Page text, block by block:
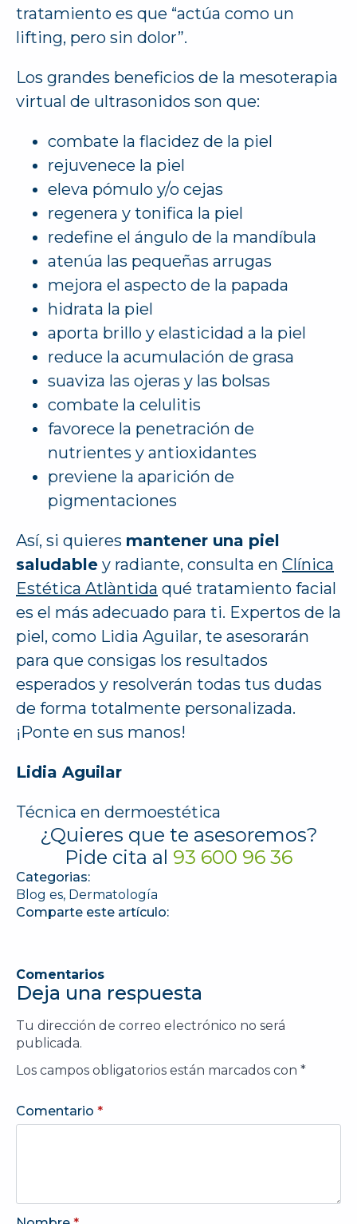
tratamiento es que “actúa como un
lifting, pero sin dolor”.
Los grandes beneficios de la mesoterapia
virtual de ultrasonidos son que:
combate la flacidez de la piel
rejuvenece la piel
eleva pómulo y/o cejas
regenera y tonifica la piel
redefine el ángulo de la mandíbula
atenúa las pequeñas arrugas
mejora el aspecto de la papada
hidrata la piel
aporta brillo y elasticidad a la piel
reduce la acumulación de grasa
suaviza las ojeras y las bolsas
combate la celulitis
favorece la penetración de
nutrientes y antioxidantes
previene la aparición de
pigmentaciones
Así, si quieres mantener una piel
saludable y radiante, consulta en Clínica
Estética Atlàntida qué tratamiento facial
es el más adecuado para ti. Expertos de la
piel, como Lidia Aguilar, te asesorarán
para que consigas los resultados
esperados y resolverán todas tus dudas
de forma totalmente personalizada.
¡Ponte en sus manos!
Lidia Aguilar
Técnica en dermoestética
¿Quieres que te asesoremos?
Pide cita al 93 600 96 36
Categorias:
Blog es Dermatología
Comparte este artículo:
Comentarios
Deja una respuesta
Tu dirección de correo electrónico no será
publicada.
Los campos obligatorios están marcados con *
Comentario *